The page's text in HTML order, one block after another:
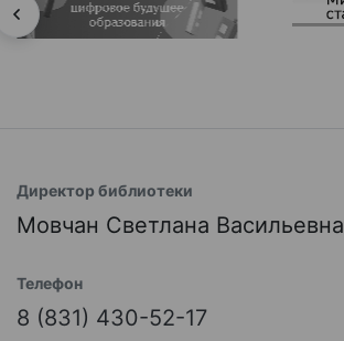
Директор библиотеки
Мовчан Светлана Васильевна
Телефон
8 (831) 430-52-17